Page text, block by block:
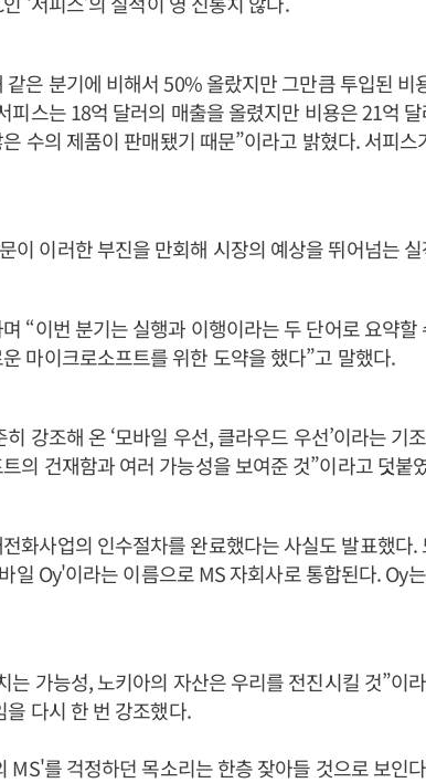
은 분기에 비해서 50% 올랐지만 그만큼 투입된 비
피스는 18억 달러의 매출을 올렸지만 비용은 21억
수의 제품이 판매됐기 때문”이라고 밝혔다. 서피
이 이러한 부진을 만회해 시장의 예상을 뛰어넘는
“이번 분기는 실행과 이행이라는 두 단어로 요약할
마이크로소프트를 위한 도약을 했다”고 말했다.
강조해 온 ‘모바일 우선, 클라우드 우선’이라는 기
의 건재함과 여러 가능성을 보여준 것”이라고 덧붙
화사업의 인수절차를 완료했다는 사실도 발표했다.
일 Oy'이라는 이름으로 MS 자회사로 통합된다. Oy
는 가능성, 노키아의 자산은 우리를 전진시킬 것”이
다시 한 번 강조했다.
MS'를 걱정하던 목소리는 한층 잦아들 것으로 보인